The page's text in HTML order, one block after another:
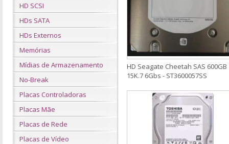
HD SCSI
HDs SATA
HDs Externos
Memórias
Mídias de Armazenamento
No-Break
Placas Controladoras
Placas Mãe
Placas de Rede
Placas de Vídeo
HD Seagate Cheetah SAS 600GB
15K.7 6Gbs - ST3600057SS